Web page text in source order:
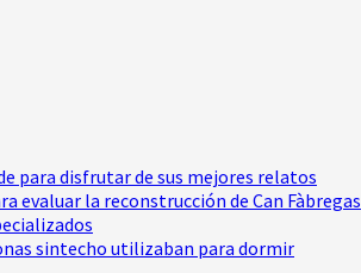
para disfrutar de sus mejores relatos
evaluar la reconstrucción de Can Fàbregas
sintecho utilizaban para dormir